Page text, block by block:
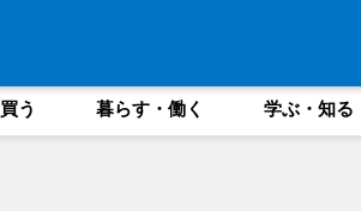
買う 暮らす・働く 学ぶ・知る